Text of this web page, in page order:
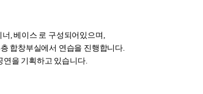
, 베이스 로 구성되어있으며,
합창부실에서 연습을 진행합니다.
연을 기획하고 있습니다.